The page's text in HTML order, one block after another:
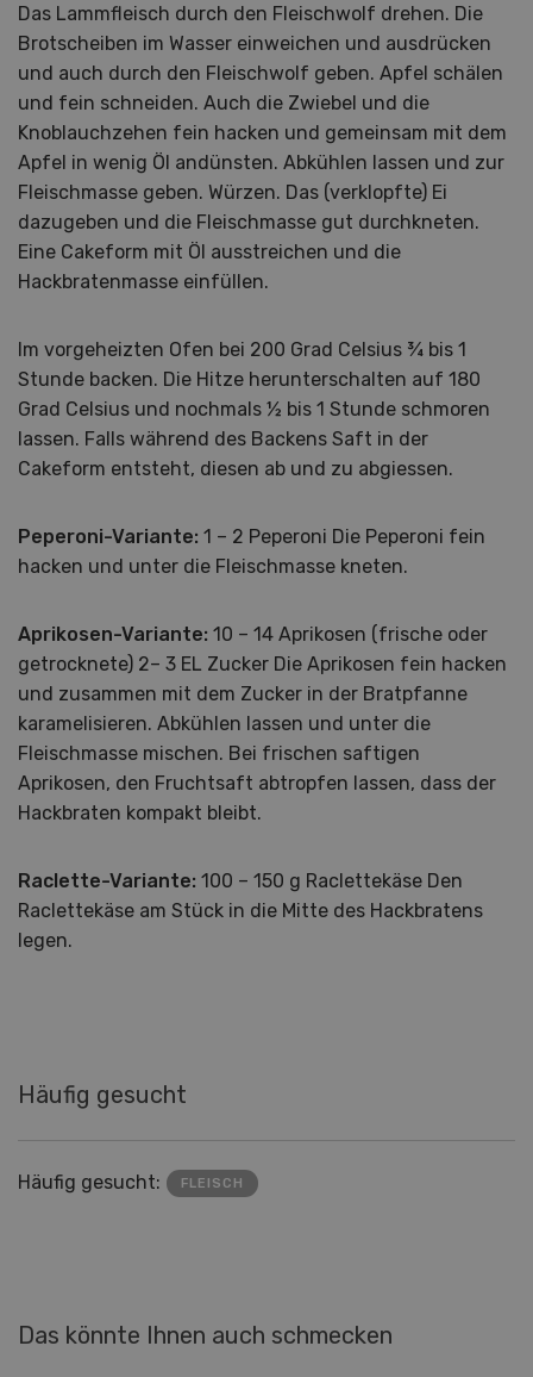
Das Lammfleisch durch den Fleischwolf drehen. Die
Brotscheiben im Wasser einweichen und ausdrücken
und auch durch den Fleischwolf geben. Apfel schälen
und fein schneiden. Auch die Zwiebel und die
Knoblauchzehen fein hacken und gemeinsam mit dem
Apfel in wenig Öl andünsten. Abkühlen lassen und zur
Fleischmasse geben. Würzen. Das (verklopfte) Ei
dazugeben und die Fleischmasse gut durchkneten.
Eine Cakeform mit Öl ausstreichen und die
Hackbratenmasse einfüllen.
Im vorgeheizten Ofen bei 200 Grad Celsius ¾ bis 1
Stunde backen. Die Hitze herunterschalten auf 180
Grad Celsius und nochmals ½ bis 1 Stunde schmoren
lassen. Falls während des Backens Saft in der
Cakeform entsteht, diesen ab und zu abgiessen.
Peperoni-Variante: 1 – 2 Peperoni Die Peperoni fein
hacken und unter die Fleischmasse kneten.
Aprikosen-Variante: 10 – 14 Aprikosen (frische oder
getrocknete) 2– 3 EL Zucker Die Aprikosen fein hacken
und zusammen mit dem Zucker in der Bratpfanne
karamelisieren. Abkühlen lassen und unter die
Fleischmasse mischen. Bei frischen saftigen
Aprikosen, den Fruchtsaft abtropfen lassen, dass der
Hackbraten kompakt bleibt.
Raclette-Variante: 100 – 150 g Raclettekäse Den
Raclettekäse am Stück in die Mitte des Hackbratens
legen.
Häufig gesucht
Häufig gesucht: FLEISCH
Das könnte Ihnen auch schmecken